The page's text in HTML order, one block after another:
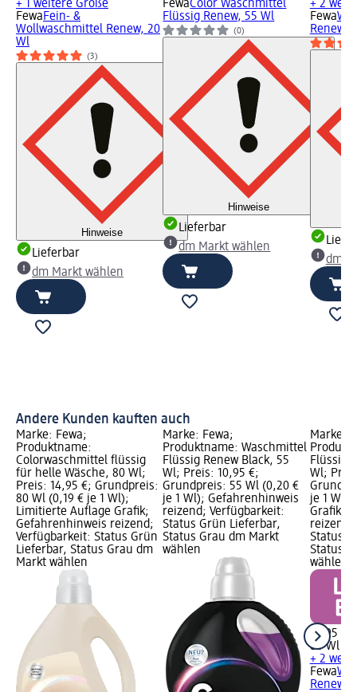
+ 1 weitere Größe
FewaFein- &
Wollwaschmittel Renew, 20
Wl
(3)
Hinweise
Lieferbar
dm Markt wählen
FewaColor Waschmittel
Flüssig Renew, 55 Wl
(0)
Hinweise
Lieferbar
dm Markt wählen
+ 2
Fewa
Renew
dm
Andere Kunden kauften auch
Marke: Fewa;
Produktname:
Colorwaschmittel flüssig
für helle Wäsche, 80 Wl;
Preis: 14,95 €; Grundpreis:
80 Wl (0,19 € je 1 Wl);
Limitierte Auflage Grafik;
Gefahrenhinweis reizend;
Verfügbarkeit: Status Grün
Lieferbar, Status Grau dm
Markt wählen
Marke: Fewa;
Produktname: Waschmittel
Flüssig Renew Black, 55
Wl; Preis: 10,95 €;
Grundpreis: 55 Wl (0,20 €
je 1 Wl); Gefahrenhinweis
reizend; Verfügbarkeit:
Status Grün Lieferbar,
Status Grau dm Markt
wählen
Marke:
Flüssig
Wl;
je 1
Grafik;
reizend;
Status
Status
wählen
14,95 €
80 Wl
+ 2
Fewa
Renew